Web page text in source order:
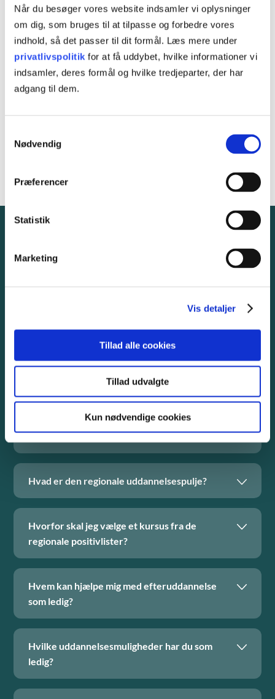
Når du besøger vores website indsamler vi oplysninger
om dig, som bruges til at tilpasse og forbedre vores
indhold, så det passer til dit formål. Læs mere under
privatlivspolitik for at få uddybet, hvilke informationer vi
indsamler, deres formål og hvilke tredjeparter, der har
adgang til dem.
Nødvendig
Præferencer
Statistik
Marketing
Vis detaljer
Tillad alle cookies
Tillad udvalgte
Kun nødvendige cookies
Jeg er i job/uddannelse
Vi har samlet en række spørgsmål og svar om de regionale
positivlister her, så du kan blive klogere på dine muligheder
for betalt efteruddannelse.
Hvad er de regionale positivlister
Hvad er den regionale uddannelsespulje?
Hvorfor skal jeg vælge et kursus fra de
regionale positivlister?
Hvem kan hjælpe mig med efteruddannelse
som ledig?
Hvilke uddannelsesmuligheder har du som
ledig?